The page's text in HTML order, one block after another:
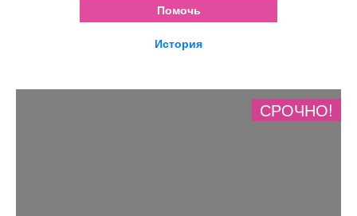
Помочь
История
СРОЧНО!